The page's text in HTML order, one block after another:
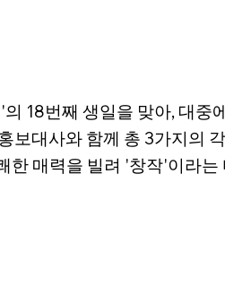
18번째 생일을 맞아, 대중
보대사와 함께 총 3가지의
매력을 빌려 '창작'이라